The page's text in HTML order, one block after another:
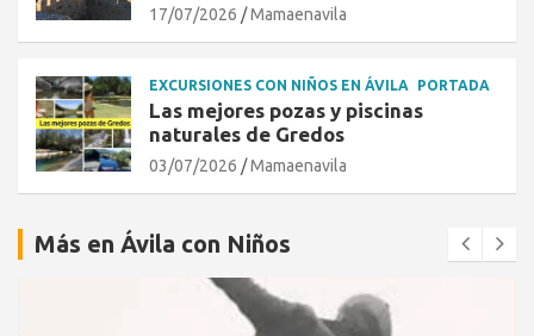
17/07/2026 Mamaenavila
EXCURSIONES CON NIÑOS EN ÁVILA PORTADA
Las mejores pozas y piscinas
naturales de Gredos
03/07/2026 Mamaenavila
Más en Ávila con Niños